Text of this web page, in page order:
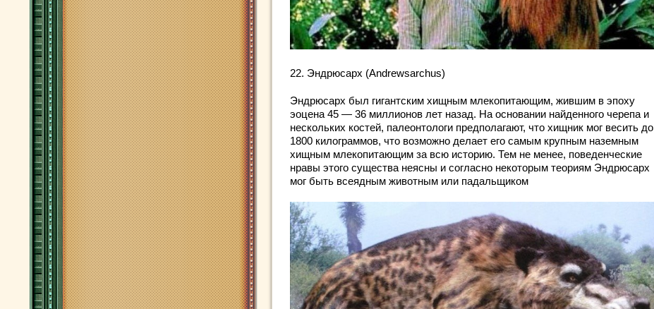
22. Эндрюсарх (Andrewsarchus)
Эндрюсарх был гигантским хищным млекопитающим, жившим в эпоху
эоцена 45 — 36 миллионов лет назад. На основании найденного черепа и
нескольких костей, палеонтологи предполагают, что хищник мог весить до
1800 килограммов, что возможно делает его самым крупным наземным
хищным млекопитающим за всю историю. Тем не менее, поведенческие
нравы этого существа неясны и согласно некоторым теориям Эндрюсарх
мог быть всеядным животным или падальщиком